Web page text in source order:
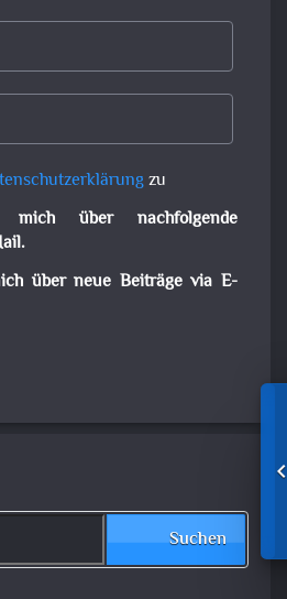
zu
mich über nachfolgende
über neue Beiträge via E-
Suchen